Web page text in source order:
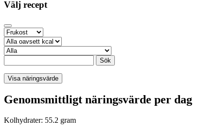
Välj recept
Sök
Visa näringsvärde
Genomsmittligt näringsvärde per dag
Kolhydrater: 55.2 gram